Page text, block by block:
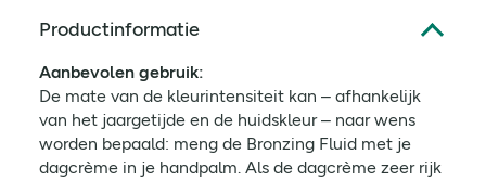
Productinformatie
Aanbevolen gebruik:
De mate van de kleurintensiteit kan – afhankelijk
van het jaargetijde en de huidskleur – naar wens
worden bepaald: meng de Bronzing Fluid met je
dagcrème in je handpalm. Als de dagcrème zeer rijk